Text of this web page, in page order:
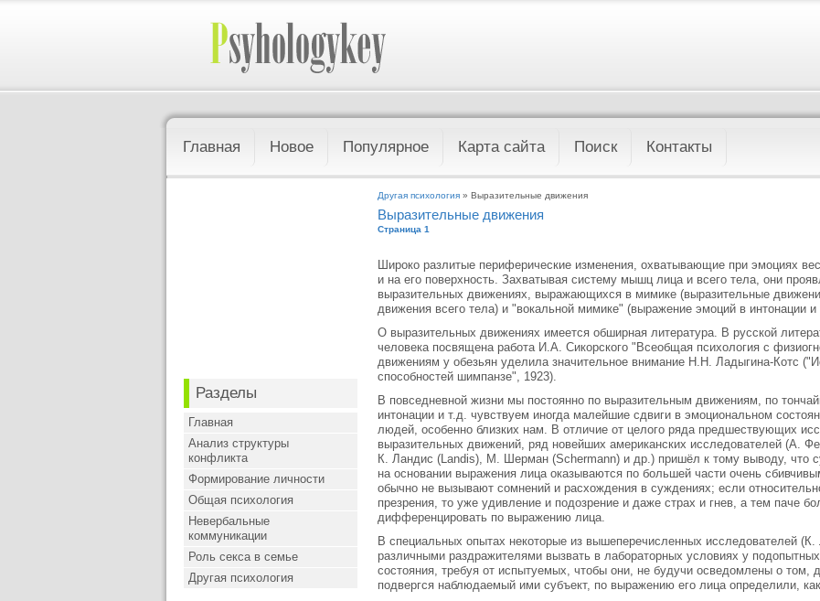
Главная Новое Популярное Карта сайта Поиск Контакты
Разделы
Главная
Анализ структуры
конфликта
Формирование личности
Общая психология
Невербальные
коммуникации
Роль секса в семье
Другая психология
Другая психология » Выразительные движения
Выразительные движения
Страница 1
Широко разлитые периферические изменения, охватывающие при эмоциях
и на его поверхность. Захватывая систему мышц лица и всего тела, они
выразительных движениях, выражающихся в мимике (выразительные
движения всего тела) и "вокальной мимике" (выражение эмоций в интонации и
О выразительных движениях имеется обширная литература. В русской
человека посвящена работа И.А. Сикорского "Всеобщая психология с
движениям у обезьян уделила значительное внимание Н.Н. Ладыгина-Котc
способностей шимпанзе", 1923).
В повседневной жизни мы постоянно по выразительным движениям, по
интонации и т.д. чувствуем иногда малейшие сдвиги в эмоциональном
людей, особенно близких нам. В отличие от целого ряда предшествующих
выразительных движений, ряд новейших американских исследователей (А.
К. Ландис (Landis), М. Шерман (Schermann) и др.) пришёл к тому выводу, что
на основании выражения лица оказываются по большей части очень
обычно не вызывают сомнений и расхождения в суждениях; если
презрения, то уже удивление и подозрение и даже страх и гнев, а тем паче
дифференцировать по выражению лица.
В специальных опытах некоторые из вышеперечисленных исследователей
различными раздражителями вызвать в лабораторных условиях у
состояния, требуя от испытуемых, чтобы они, не будучи осведомлены о том,
подвергся наблюдаемый ими субъект, по выражению его лица определили,